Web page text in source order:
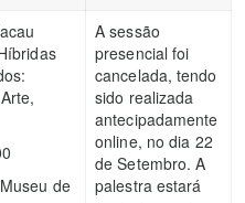
de
A sessão
presencial foi
cancelada, tendo
sido realizada
antecipadamente
online, no dia 22
de Setembro. A
palestra estará